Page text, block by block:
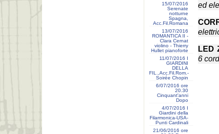
15/07/2016
Serenate
notturne
Spagna,
Acc.Fil.Romana
13/07/2016
ROMANTICA II -
Clara Cernat
violino - Thierry
Hullet pianoforte
11/07/2016 I
GIARDINI
DELLA
FIL.,Acc.Fil.Rom.-
Soirée Chopin
6/07/2016 ore
20.30
Cinquant'anni
Dopo
4/07/2016 I
Giardini della
Filarmonica-USA-
Punti Cardinali
21/06/2016 ore
ed
LED
6